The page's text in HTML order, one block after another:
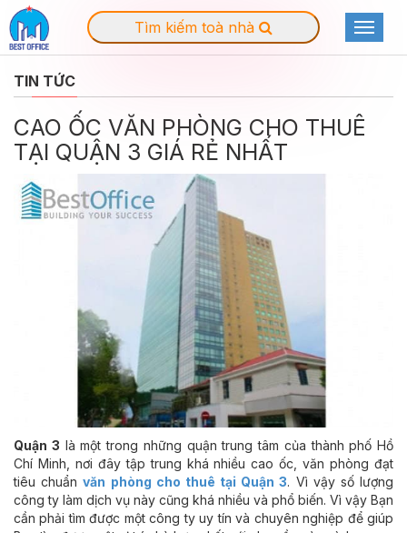
Tìm kiếm toà nhà
Toggle
TIN TỨC
CAO ỐC VĂN PHÒNG CHO THUÊ
TẠI QUẬN 3 GIÁ RẺ NHẤT
Quận 3 là một trong những quận trung tâm của thành phố Hồ
Chí Minh, nơi đây tập trung khá nhiều cao ốc, văn phòng đạt
tiêu chuẩnvăn phòng cho thuê tại Quận 3. Vì vậy số lượng
công ty làm dịch vụ này cũng khá nhiều và phổ biến. Vì vậy Bạn
cần phải tìm được một công ty uy tín và chuyên nghiệp để giúp